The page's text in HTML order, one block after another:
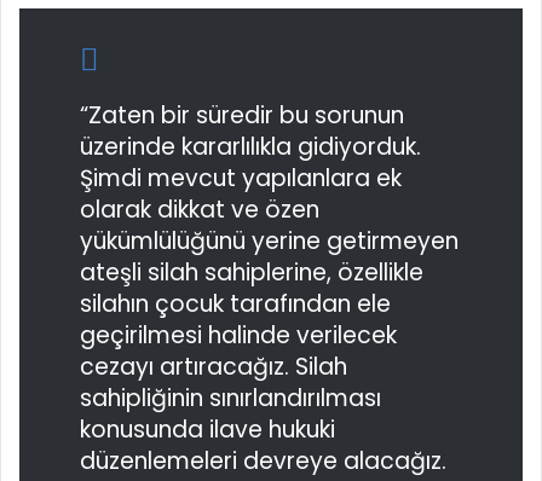
“Zaten bir süredir bu sorunun
üzerinde kararlılıkla gidiyorduk.
Şimdi mevcut yapılanlara ek
olarak dikkat ve özen
yükümlülüğünü yerine getirmeyen
ateşli silah sahiplerine, özellikle
silahın çocuk tarafından ele
geçirilmesi halinde verilecek
cezayı artıracağız. Silah
sahipliğinin sınırlandırılması
konusunda ilave hukuki
düzenlemeleri devreye alacağız.